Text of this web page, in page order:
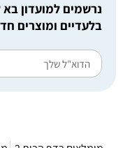
נרשמים למועדון בא
בלעדיים ומוצרים